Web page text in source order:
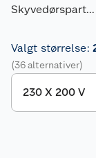
Skyvedørspart...
Valgt størrelse:
(36 alternativer)